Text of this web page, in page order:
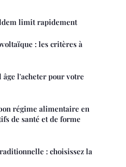
limit rapidement
: les critères à
l'acheter pour votre
régime alimentaire en
de santé et de forme
: choisissez la